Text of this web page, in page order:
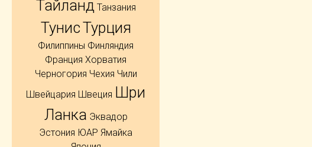
Тайланд Танзания
ТунисТурция
Филиппины Финляндия
Франция Хорватия
Черногория Чехия Чили
Швейцария Швеция Шри
Ланка Эквадор
Эстония ЮАР Ямайка